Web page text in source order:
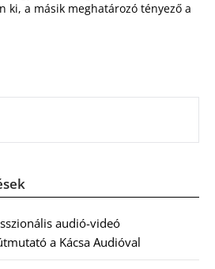
ki, a másik meghatározó tényező a
audió-videó
a Kácsa Audióval